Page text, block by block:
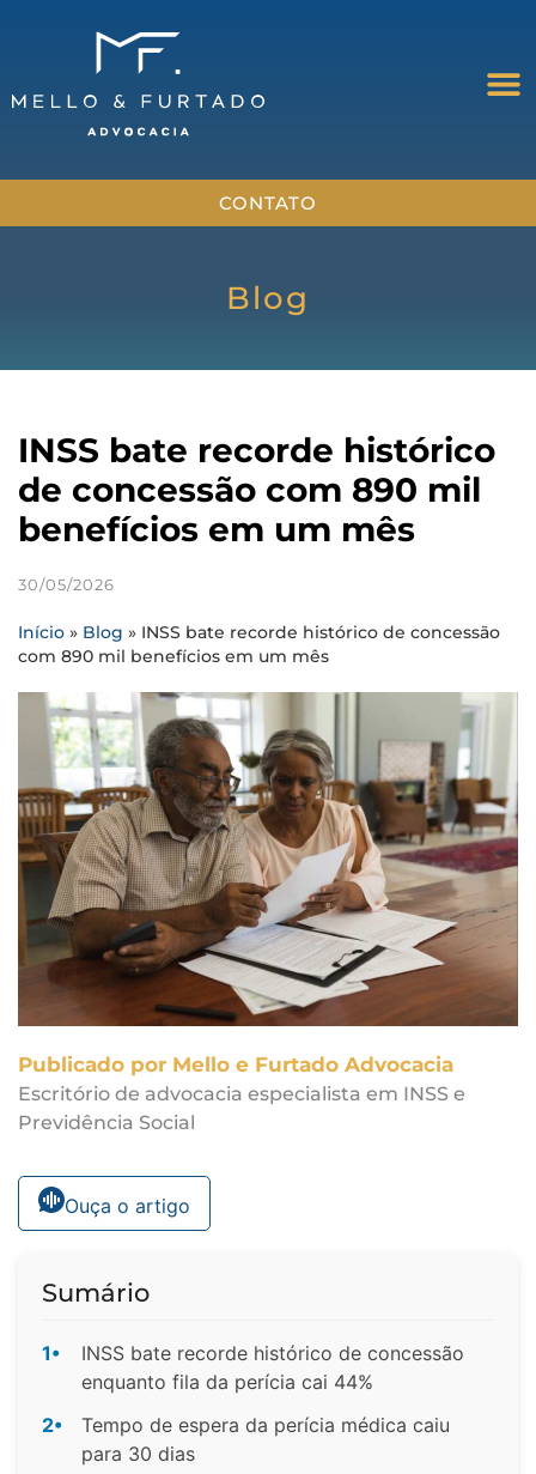
CONTATO
Blog
INSS bate recorde histórico
de concessão com 890 mil
benefícios em um mês
30/05/2026
Início » Blog » INSS bate recorde histórico de concessão
com 890 mil benefícios em um mês
Publicado por Mello e Furtado Advocacia
Escritório de advocacia especialista em INSS e
Previdência Social
Ouça o artigo
Sumário
1•
INSS bate recorde histórico de concessão
enquanto fila da perícia cai 44%
2•
Tempo de espera da perícia médica caiu
para 30 dias